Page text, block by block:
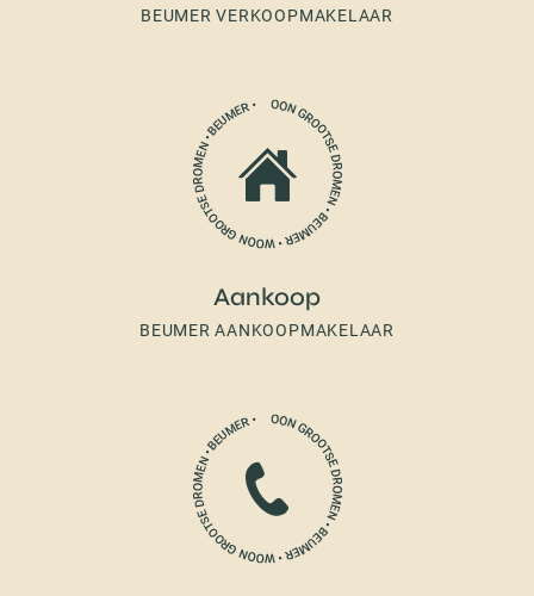
BEUMER VERKOOPMAKELAAR
Aankoop
BEUMER AANKOOPMAKELAAR